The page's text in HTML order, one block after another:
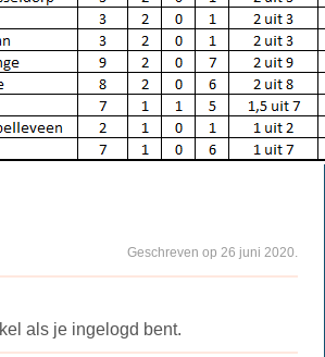
Geschreven op 26 juni 2020.
als je ingelogd bent.